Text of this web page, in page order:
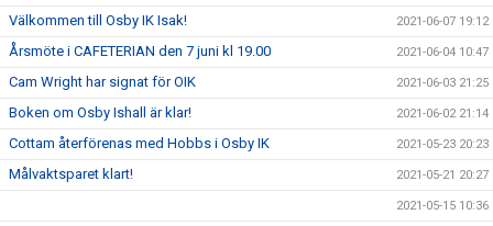
Välkommen till Osby IK Isak! 2021-06-07 19:12
Årsmöte i CAFETERIAN den 7 juni kl 19.00 2021-06-04 10:47
Cam Wright har signat för OIK 2021-06-03 21:25
Boken om Osby Ishall är klar! 2021-06-02 21:14
Cottam återförenas med Hobbs i Osby IK 2021-05-23 20:23
Målvaktsparet klart! 2021-05-21 20:27
2021-05-15 10:36